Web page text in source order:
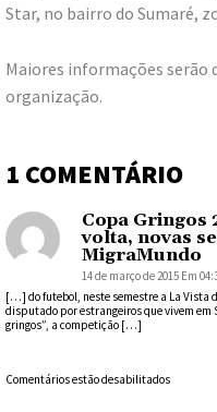
Star, no bairro do Sumaré,
Maiores informações serão
organização.
1 COMENTÁRIO
Copa Gringos
volta, novas
MigraMundo
14 de março de 2015 Em
[…] do futebol, neste semestre a La Vista
disputado por estrangeiros que vivem em
gringos”, a competição […]
Comentários estão desabilitados